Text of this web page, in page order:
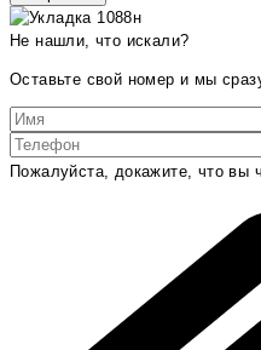
Не нашли, что искали?
Оставьте свой номер и мы
Пожалуйста, докажите, что вы